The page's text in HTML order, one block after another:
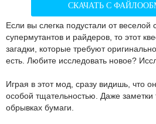
СКАЧАТЬ С
Если вы слегка подустали от веселой
супермутантов и райдеров, то этот
загадки, которые требуют
есть. Любите исследовать новое?
Играя в этот мод, сразу видишь, что
особой тщательностью. Даже
обрывках бумаги.